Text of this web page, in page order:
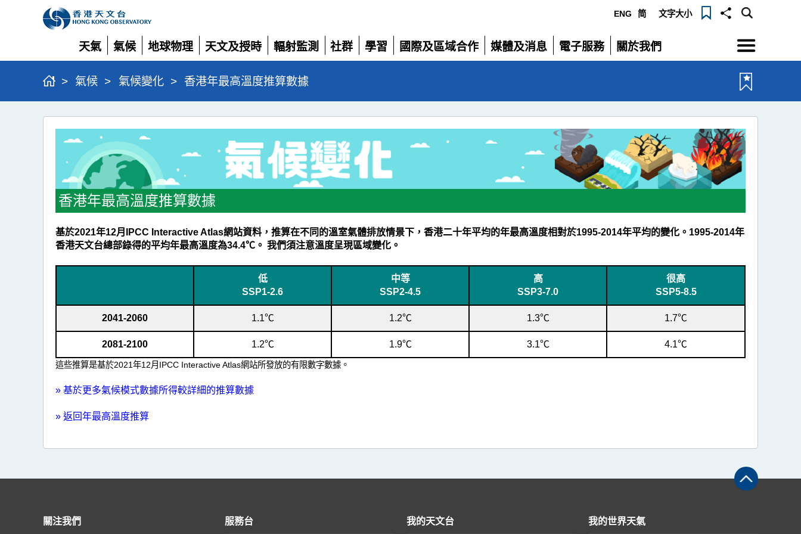
ENG 简 文字大小
天氣
展
開
氣候
展
開
地球物理
展
開
天文及授時
展
開
輻射監測
展
開
社群
展
學習
展
國際及區域合作
展
媒體及消息
展
電子服務
展
關於我們
展
選
單
> 氣候 > 氣候變化 > 香港年最高溫度推算數據
香
高
溫
度
推
算
據
香港年最高溫度推算數據
基於2021年12月IPCC Interactive Atlas網站資料，推算在不同的溫室氣體排放情景下，香港二十年平均的年最高溫度相對於1995-2014年平均的變化。1995-2014年
香港天文台總部錄得的平均年最高溫度為34.4℃。 我們須注意溫度呈現區域變化。
低
SSP1-2.6
中等
SSP2-4.5
高
SSP3-7.0
很高
SSP5-8.5
2041-2060 1.1℃ 1.2℃ 1.3℃ 1.7℃
2081-2100 1.2℃ 1.9℃ 3.1℃ 4.1℃
這些推算是基於2021年12月IPCC Interactive Atlas網站所發放的有限數字數據。
» 基於更多氣候模式數據所得較詳細的推算數據
» 返回年最高溫度推算
關注我們 服務台 我的天文台 我的世界天氣